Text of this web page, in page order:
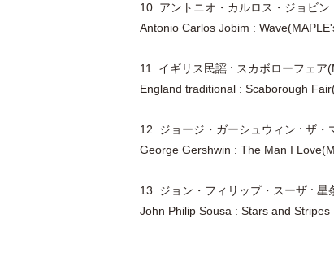
10. アントニオ・カルロス・ジョビ
Antonio Carlos Jobim :
11. イギリス民謡 : スカボローフェア
England traditional : Scaborough
12. ジョージ・ガーシュウィン : ザ
George Gershwin : The Man I
13. ジョン・フィリップ・スーザ : 星
John Philip Sousa : Stars and Stripes